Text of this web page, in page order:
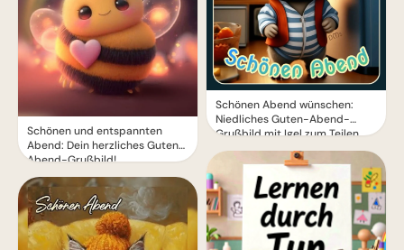
Schönen und entspannten
Abend: Dein herzliches Guten-
Abend-Grußbild!
Schönen Abend wünschen:
Niedliches Guten-Abend-
Grußbild mit Igel zum Teilen